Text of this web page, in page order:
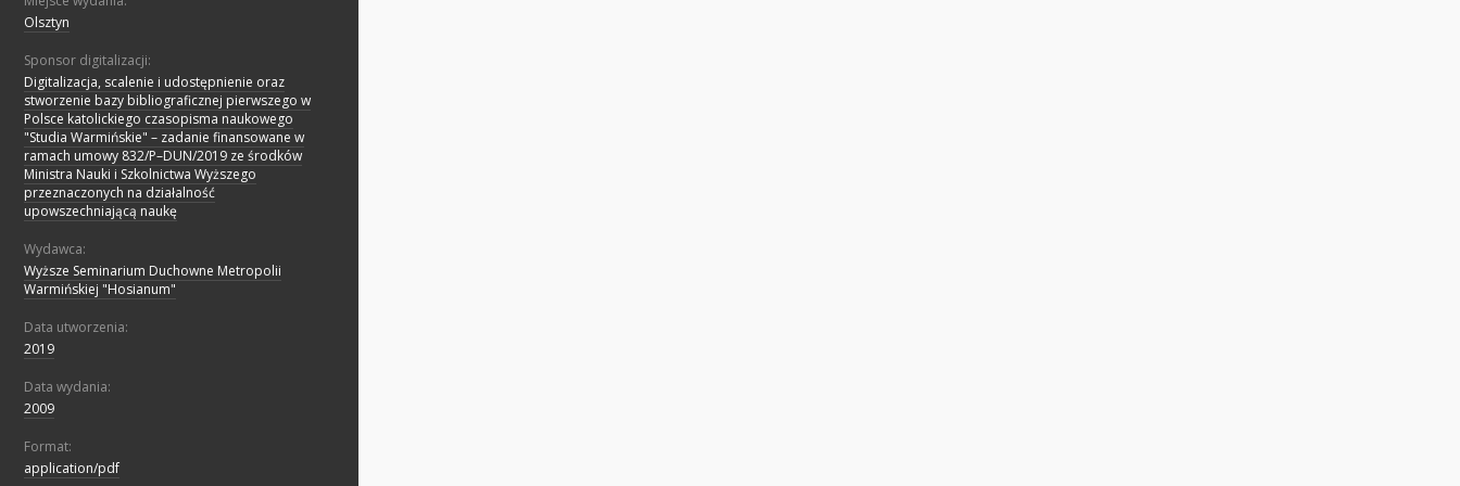
Olsztyn
Sponsor digitalizacji:
Digitalizacja, scalenie i udostępnienie oraz
stworzenie bazy bibliograficznej pierwszego w
Polsce katolickiego czasopisma naukowego
"Studia Warmińskie" – zadanie finansowane w
ramach umowy 832/P–DUN/2019 ze środków
Ministra Nauki i Szkolnictwa Wyższego
przeznaczonych na działalność
upowszechniającą naukę
Wydawca:
Wyższe Seminarium Duchowne Metropolii
Warmińskiej "Hosianum"
Data utworzenia:
2019
Data wydania:
2009
Format:
application/pdf